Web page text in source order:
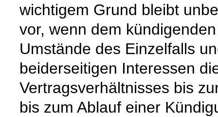
wichtigem Grund bleibt
vor, wenn dem
Umstände des Einzelfalls
beiderseitigen Interessen
Vertragsverhältnisses bis
bis zum Ablauf einer